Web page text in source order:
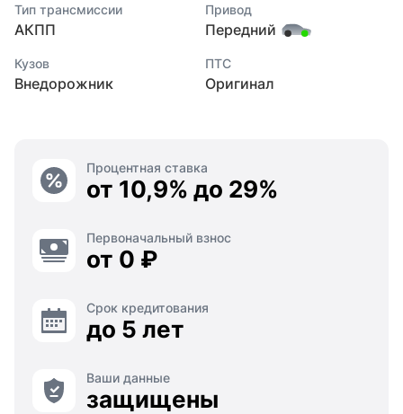
Тип трансмиссии
АКПП
Привод
Передний
Кузов
Внедорожник
ПТС
Оригинал
Процентная ставка
от 10,9% до 29%
Первоначальный взнос
от 0 ₽
Срок кредитования
до 5 лет
Ваши данные
защищены